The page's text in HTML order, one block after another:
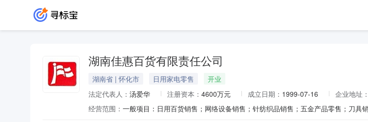
湖南佳惠百货有限责任公司
湖南省 | 怀化市 日用家电零售
开业
法定代表人： 汤爱华 注册资本： 4600万元 成立日期： 1999-07-16 企业地址：
经营范围：